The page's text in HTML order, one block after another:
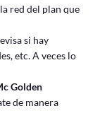
red del plan que
si hay
etc. A veces lo
Golden
de manera